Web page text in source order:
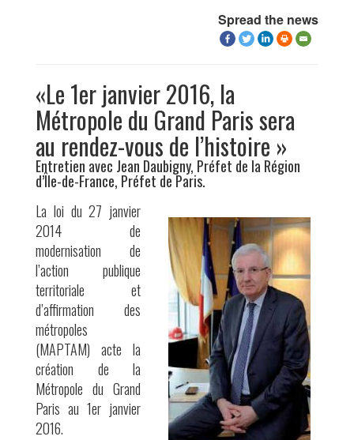
Spread the news
«Le 1er janvier 2016, la
Métropole du Grand Paris sera
au rendez-vous de l’histoire »
Entretien avec Jean Daubigny, Préfet de la Région
d’Île-de-France, Préfet de Paris.
La loi du 27 janvier
2014 de
modernisation de
l’action publique
territoriale et
d’affirmation des
métropoles
(MAPTAM) acte la
création de la
Métropole du Grand
Paris au 1er janvier
2016.